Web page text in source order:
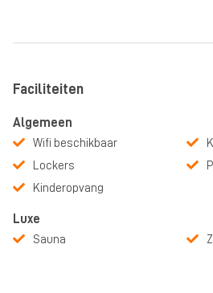
Faciliteiten
Algemeen
Wifi beschikbaar
Lockers
Kinderopvang
Luxe
Sauna